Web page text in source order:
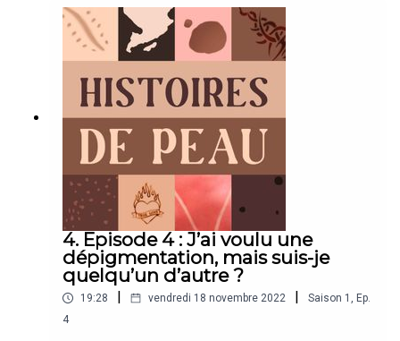
barrière protectrice, notre corps est en
danger. Pourtant, notre peau peut être détruite
suite à un accident, une grave brûlure, comme
c'est le cas pour Laurent Gaudens, désormais
fondateur Burns and Smiles.Est-il possible de la
réparer et tenter de la remplacer ? C’est ce que
nous explique la Professeure Lee-Ann Laurent
Applegate, cheffe d’unité de chirurgie
reconstructive à Lausanne et Alexandre Dubuis,
sociologue membre du comité éditorial du
magazine Peaulogie et spécialiste dans le
domaine des grands brûlés.
4. Episode 4 : J’ai voulu une
dépigmentation, mais suis-je
quelqu’un d’autre ?
19:28 | vendredi 18 novembre 2022 | Saison 1 , Ep.
4